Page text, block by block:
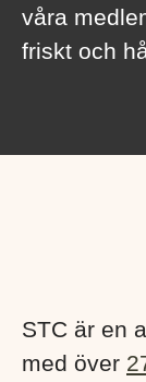
våra
friskt och
STC är en
med över